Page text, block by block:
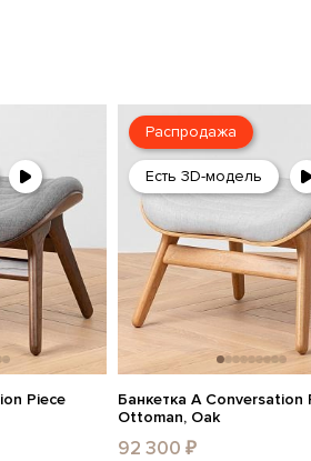
Piece
Распродажа
Есть 3D-модель
Банкетка A Conversation
Ottoman, Oak
92 300 ₽